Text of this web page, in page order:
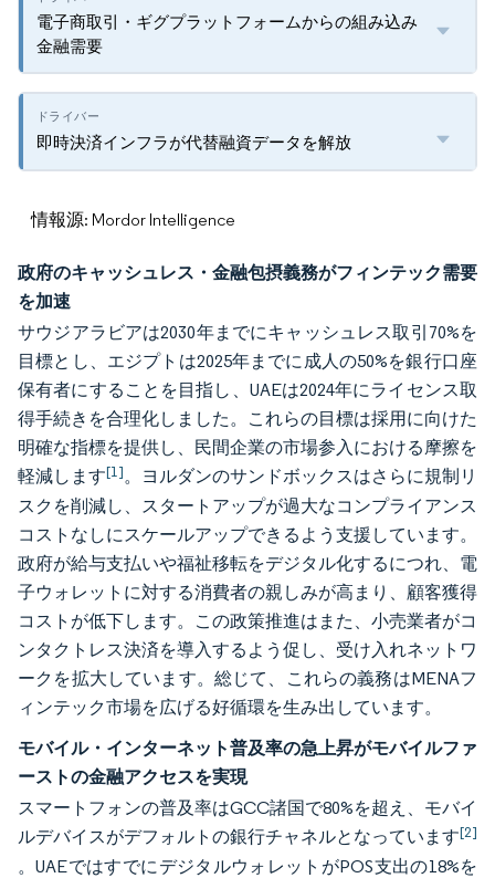
電子商取引・ギグプラットフォームからの組み込み
金融需要
即時決済インフラが代替融資データを解放
情報源: Mordor Intelligence
政府のキャッシュレス・金融包摂義務がフィンテック需要
を加速
サウジアラビアは2030年までにキャッシュレス取引70%を
目標とし、エジプトは2025年までに成人の50%を銀行口座
保有者にすることを目指し、UAEは2024年にライセンス取
得手続きを合理化しました。これらの目標は採用に向けた
明確な指標を提供し、民間企業の市場参入における摩擦を
軽減します[1]。ヨルダンのサンドボックスはさらに規制リ
スクを削減し、スタートアップが過大なコンプライアンス
コストなしにスケールアップできるよう支援しています。
政府が給与支払いや福祉移転をデジタル化するにつれ、電
子ウォレットに対する消費者の親しみが高まり、顧客獲得
コストが低下します。この政策推進はまた、小売業者がコ
ンタクトレス決済を導入するよう促し、受け入れネットワ
ークを拡大しています。総じて、これらの義務はMENAフ
ィンテック市場を広げる好循環を生み出しています。
モバイル・インターネット普及率の急上昇がモバイルファ
ーストの金融アクセスを実現
スマートフォンの普及率はGCC諸国で80%を超え、モバイ
ルデバイスがデフォルトの銀行チャネルとなっています[2]
。UAEではすでにデジタルウォレットがPOS支出の18%を